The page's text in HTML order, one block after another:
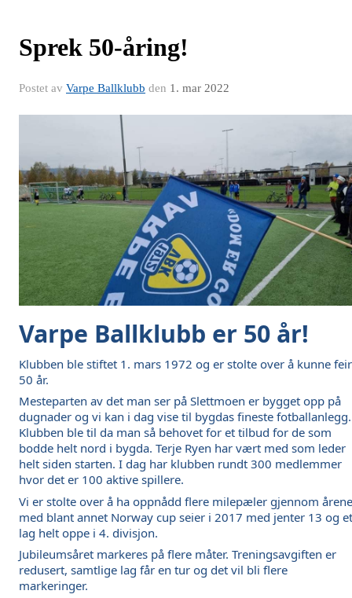
Sprek 50-åring!
Postet av Varpe Ballklubb den 1. mar 2022
Varpe Ballklubb er 50 år!
Klubben ble stiftet 1. mars 1972 og er stolte over å kunne
50 år.
Mesteparten av det man ser på Slettmoen er bygget opp på
dugnader og vi kan i dag vise til bygdas fineste fotballanlegg.
Klubben ble til da man så behovet for et tilbud for de som
bodde helt nord i bygda. Terje Ryen har vært med som leder
helt siden starten. I dag har klubben rundt 300 medlemmer
hvor det er 100 aktive spillere.
Vi er stolte over å ha oppnådd flere milepæler gjennom årene
med blant annet Norway cup seier i 2017 med jenter 13 og et
lag helt oppe i 4. divisjon.
Jubileumsåret markeres på flere måter. Treningsavgiften er
redusert, samtlige lag får en tur og det vil bli flere
markeringer.